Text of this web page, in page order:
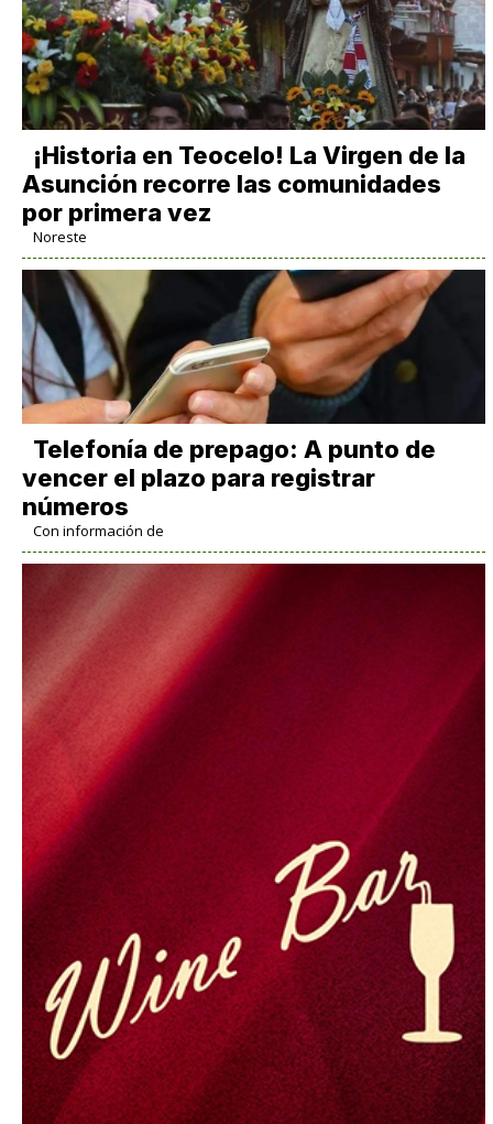
​¡Historia en Teocelo! La Virgen de la
Asunción recorre las comunidades
por primera vez
Noreste
Telefonía de prepago: A punto de
vencer el plazo para registrar
números
Con información de